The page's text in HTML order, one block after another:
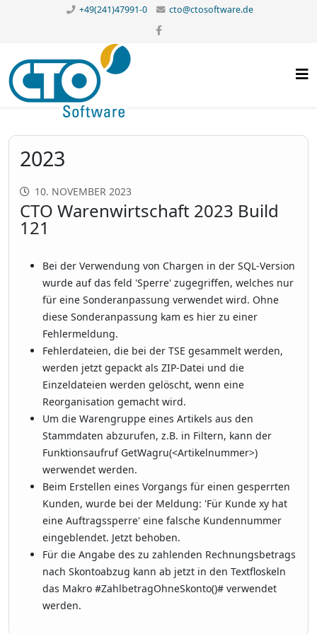
+49(241)47991-0 cto@ctosoftware.de
2023
10. NOVEMBER 2023
CTO Warenwirtschaft 2023 Build
121
Bei der Verwendung von Chargen in der SQL-Version
wurde auf das feld 'Sperre' zugegriffen, welches nur
für eine Sonderanpassung verwendet wird. Ohne
diese Sonderanpassung kam es hier zu einer
Fehlermeldung.
Fehlerdateien, die bei der TSE gesammelt werden,
werden jetzt gepackt als ZIP-Datei und die
Einzeldateien werden gelöscht, wenn eine
Reorganisation gemacht wird.
Um die Warengruppe eines Artikels aus den
Stammdaten abzurufen, z.B. in Filtern, kann der
Funktionsaufruf GetWagru(<Artikelnummer>)
werwendet werden.
Beim Erstellen eines Vorgangs für einen gesperrten
Kunden, wurde bei der Meldung: 'Für Kunde xy hat
eine Auftragssperre' eine falsche Kundennummer
eingeblendet. Jetzt behoben.
Für die Angabe des zu zahlenden Rechnungsbetrags
nach Skontoabzug kann ab jetzt in den Textfloskeln
das Makro #ZahlbetragOhneSkonto()# verwendet
werden.